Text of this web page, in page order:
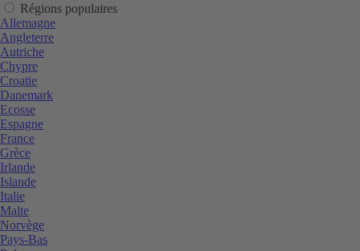
Régions populaires
Allemagne
Angleterre
Autriche
Chypre
Croatie
Danemark
Ecosse
Espagne
France
Grèce
Irlande
Islande
Italie
Malte
Norvège
Pays-Bas